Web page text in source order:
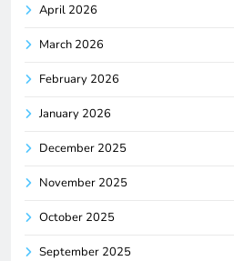
April 2026
March 2026
February 2026
January 2026
December 2025
November 2025
October 2025
September 2025